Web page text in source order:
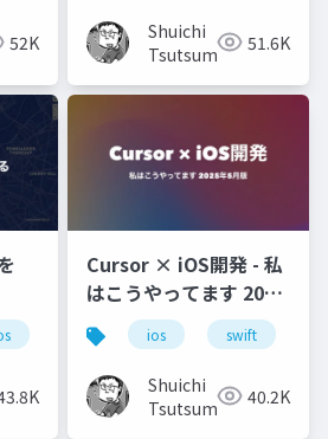
52K
Shuichi
Tsutsumi
51.6K
gis mapbox
Cursor × iOS開発 - 私
はこうやってます 2025
年5月版ios swift
Shuichi
Tsutsumi
40.2K